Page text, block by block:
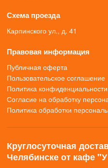
Схема проезда
Карпинского ул., д. 41
Правовая информация
Публичная оферта
Пользовательское соглашение
Политика конфиденциальности
Согласие на обработку
Политика обработки
Круглосуточная
Челябинске от кафе